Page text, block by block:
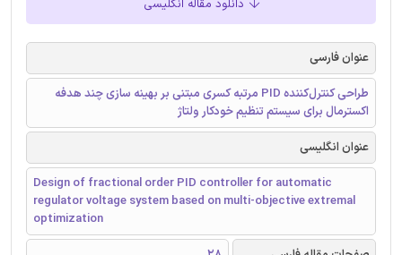
دانلود مقاله انگلیسی
عنوان فارسی
طراحی کنترل‌کننده PID مرتبه کسری مبتنی بر بهینه سازی چند هدفه
اکسترمال برای سیستم تنظیم‌ خودکار ولتاژ
عنوان انگلیسی
Design of fractional order PID controller for automatic
regulator voltage system based on multi-objective extremal
optimization